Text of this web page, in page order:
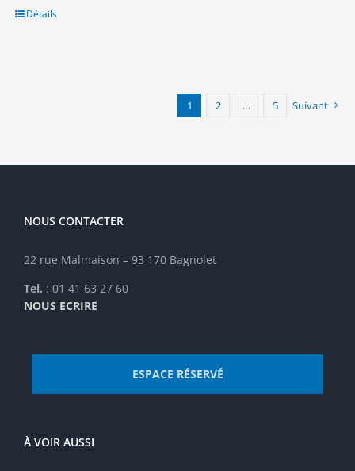
Détails
1 2 … 5 Suivant
NOUS CONTACTER
22 rue Malmaison – 93 170 Bagnolet
Tel. : 01 41 63 27 60
NOUS ECRIRE
ESPACE RÉSERVÉ
À VOIR AUSSI